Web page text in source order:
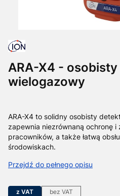
ARA-X4 -
wielogazowy
ARA-X4 to solidny osobisty
zapewnia niezrównaną ochronę
pracowników, a także łatwą
środowiskach.
Przejdź do pełnego opisu
z VAT bez VAT